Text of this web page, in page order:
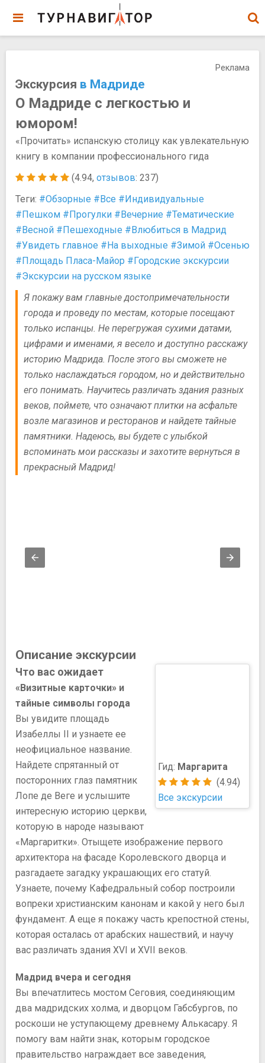
Реклама
Экскурсия в Мадриде
О Мадриде с легкостью и
юмором!
«Прочитать» испанскую столицу как увлекательную
книгу в компании профессионального гида
(4.94, отзывов: 237)
Теги: #Обзорные #Все #Индивидуальные
#Пешком #Прогулки #Вечерние #Тематические
#Весной #Пешеходные #Влюбиться в Мадрид
#Увидеть главное #На выходные #Зимой #Осенью
#Площадь Пласа-Майор #Городские экскурсии
#Экскурсии на русском языке
Я покажу вам главные достопримечательности
города и проведу по местам, которые посещают
только испанцы. Не перегружая сухими датами,
цифрами и именами, я весело и доступно расскажу
историю Мадрида. После этого вы сможете не
только наслаждаться городом, но и действительно
его понимать. Научитесь различать здания разных
веков, поймете, что означают плитки на асфальте
возле магазинов и ресторанов и найдете тайные
памятники. Надеюсь, вы будете с улыбкой
вспоминать мои рассказы и захотите вернуться в
прекрасный Мадрид!
Описание экскурсии
Гид: Маргарита
(4.94)
Все экскурсии
Что вас ожидает
«Визитные карточки» и
тайные символы города
Вы увидите площадь
Изабеллы II и узнаете ее
неофициальное название.
Найдете спрятанный от
посторонних глаз памятник
Лопе де Веге и услышите
интересную историю церкви,
которую в народе называют
«Маргаритки». Отыщете изображение первого
архитектора на фасаде Королевского дворца и
разгадаете загадку украшающих его статуй.
Узнаете, почему Кафедральный собор построили
вопреки христианским канонам и какой у него был
фундамент. А еще я покажу часть крепостной стены,
которая осталась от арабских нашествий, и научу
вас различать здания XVI и XVII веков.
Мадрид вчера и сегодня
Вы впечатлитесь мостом Сеговия, соединяющим
два мадридских холма, и дворцом Габсбургов, по
роскоши не уступающему древнему Алькасару. Я
помогу вам найти знак, которым городское
правительство награждает все заведения,